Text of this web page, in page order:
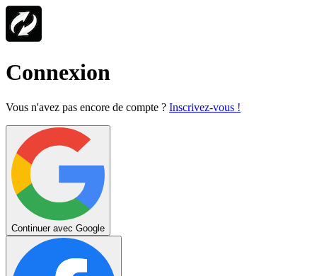
Connexion
Vous n'avez pas encore de compte ? Inscrivez-vous !
Continuer avec Google